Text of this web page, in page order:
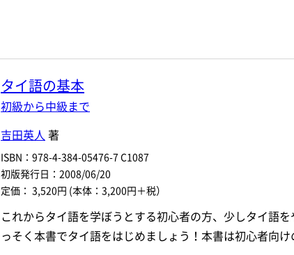
タイ語の基本
初級から中級まで
吉田英人 著
ISBN：978-4-384-05476-7 C1087
初版発行日：2008/06/20
定価： 3,520円 (本体：3,200円＋税）
これからタイ語を学ぼうとする初心者の方、少しタイ語
っそく本書でタイ語をはじめましょう！本書は初心者向